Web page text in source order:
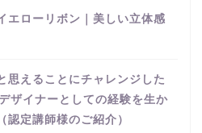
エローリボン｜美しい立体感
思えることにチャレンジした
ザイナーとしての経験を生か
認定講師様のご紹介）